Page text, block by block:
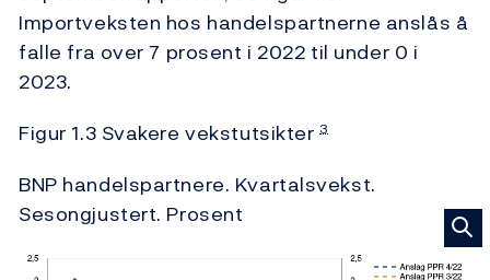
Importveksten hos handelspartnerne anslås å
falle fra over 7 prosent i 2022 til under 0 i
2023.
Figur 1.3 Svakere vekstutsikter 3
BNP handelspartnere. Kvartalsvekst.
Sesongjustert. Prosent